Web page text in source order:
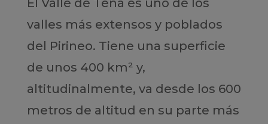
El Valle de Tena es uno de los
valles más extensos y poblados
del Pirineo. Tiene una superficie
de unos 400 km² y,
altitudinalmente, va desde los 600
metros de altitud en su parte más